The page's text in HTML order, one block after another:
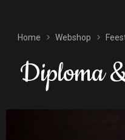
Home Webshop
Diploma